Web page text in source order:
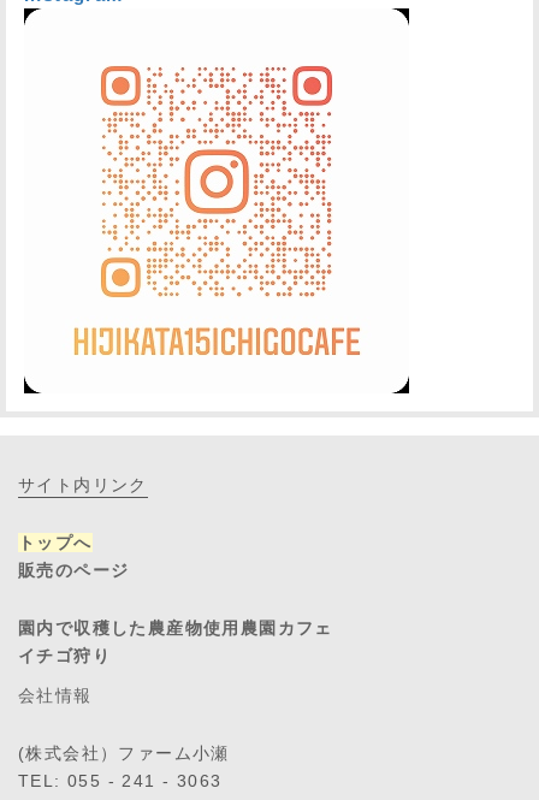
サイト内リンク
トップへ
販売のページ
園内で収穫した農産物使用農園カフェ
イチゴ狩り
会社情報
(株式会社）ファーム小瀬
TEL: 055 - 241 - 3063